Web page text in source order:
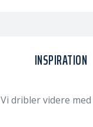
INSPIRATION
Vi dribler videre